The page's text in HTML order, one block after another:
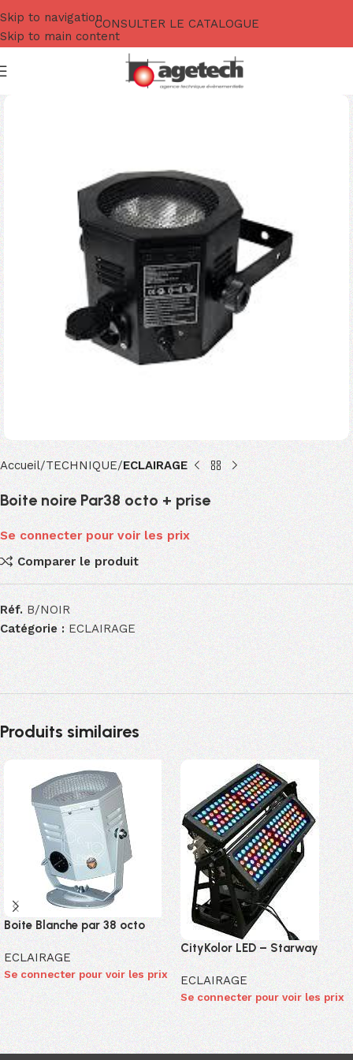
Skip to navigation
Skip to main content
CONSULTER LE CATALOGUE
Accueil TECHNIQUE ECLAIRAGE
Boite noire Par38 octo + prise
Se connecter pour voir les prix
Comparer le produit
Réf.B/NOIR
Catégorie : ECLAIRAGE
Produits similaires
Boite Blanche par 38 octo
ECLAIRAGE
Se connecter pour voir les prix
CityKolor LED – Starway
ECLAIRAGE
Se connecter pour voir les prix